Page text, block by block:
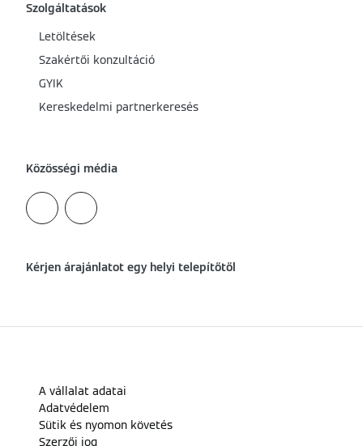
Szolgáltatások
Letöltések
Szakértői konzultáció
GYIK
Kereskedelmi partnerkeresés
Közösségi média
Kérjen árajánlatot egy helyi telepítőtől
A vállalat adatai
Adatvédelem
Sütik és nyomon követés
Szerzői jog